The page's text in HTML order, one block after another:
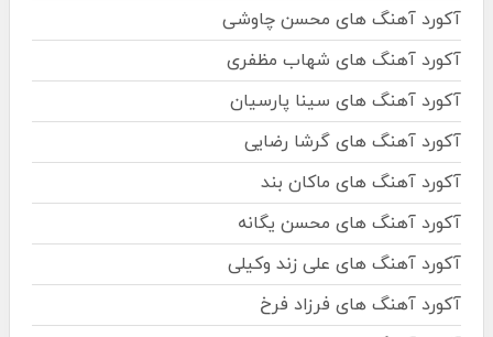
آکورد آهنگ های محسن چاوشی
آکورد آهنگ های شهاب مظفری
آکورد آهنگ های سینا پارسیان
آکورد آهنگ های گرشا رضایی
آکورد آهنگ های ماکان بند
آکورد آهنگ های محسن یگانه
آکورد آهنگ های علی زند وکیلی
آکورد آهنگ های فرزاد فرخ